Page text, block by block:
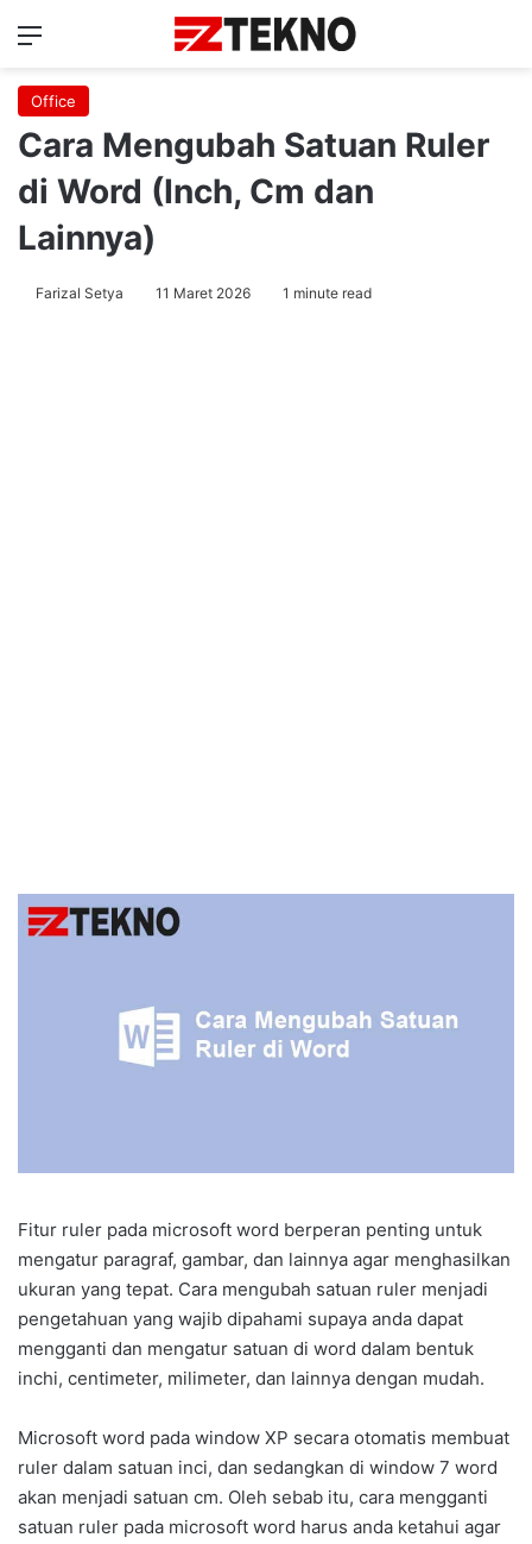
Menu
Office
Cara Mengubah Satuan Ruler
di Word (Inch, Cm dan
Lainnya)
Farizal Setya 11 Maret 2026 1 minute read
Fitur ruler pada microsoft word berperan penting untuk
mengatur paragraf, gambar, dan lainnya agar menghasilkan
ukuran yang tepat. Cara mengubah satuan ruler menjadi
pengetahuan yang wajib dipahami supaya anda dapat
mengganti dan mengatur satuan di word dalam bentuk
inchi, centimeter, milimeter, dan lainnya dengan mudah.
Microsoft word pada window XP secara otomatis membuat
ruler dalam satuan inci, dan sedangkan di window 7 word
akan menjadi satuan cm. Oleh sebab itu, cara mengganti
satuan ruler pada microsoft word harus anda ketahui agar